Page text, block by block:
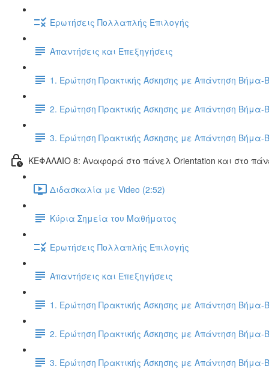
Ερωτήσεις Πολλαπλής Επιλογής
Απαντήσεις και Επεξηγήσεις
1. Ερώτηση Πρακτικής Άσκησης με Απάντηση Βήμα-
2. Ερώτηση Πρακτικής Άσκησης με Απάντηση Βήμα-
3. Ερώτηση Πρακτικής Άσκησης με Απάντηση Βήμα-
ΚΕΦΑΛΑΙΟ 8: Αναφορά στο πάνελ Orientation και στο
Διδασκαλία με Video (2:52)
Κύρια Σημεία του Μαθήματος
Ερωτήσεις Πολλαπλής Επιλογής
Απαντήσεις και Επεξηγήσεις
1. Ερώτηση Πρακτικής Άσκησης με Απάντηση Βήμα-
2. Ερώτηση Πρακτικής Άσκησης με Απάντηση Βήμα-
3. Ερώτηση Πρακτικής Άσκησης με Απάντηση Βήμα-